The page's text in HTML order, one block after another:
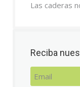
Las caderas
Reciba